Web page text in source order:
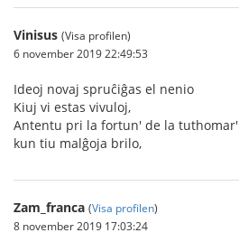
Vinisus (Visa profilen)
6 november 2019 22:49:53
Ideoj novaj spruĉiĝas el nenio
Kiuj vi estas vivuloj,
Antentu pri la fortun' de la tuthomar'
kun tiu malĝoja brilo,
Zam_franca (Visa profilen)
8 november 2019 17:03:24